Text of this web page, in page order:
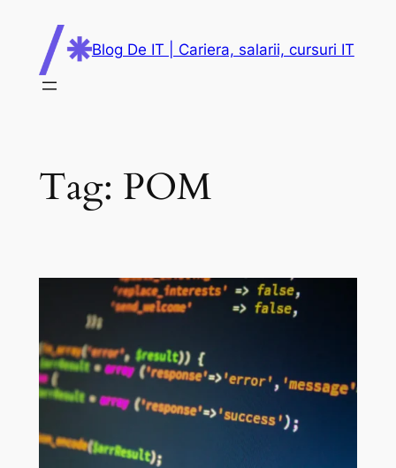
content
Blog De IT | Cariera, salarii, cursuri IT
Tag: POM